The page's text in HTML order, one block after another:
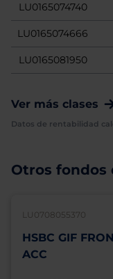
LU0165074740
LU0165074666
LU0165081950
Ver más clases
Datos de rentabilidad
Otros fondos
LU0708055370
HSBC GIF
ACC